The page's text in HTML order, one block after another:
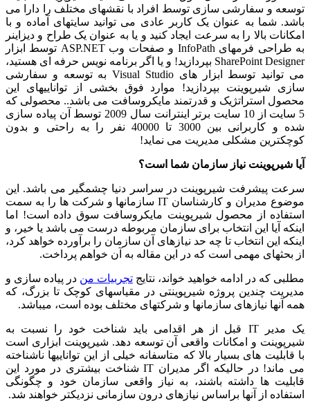
توسعه و سفارشی سازی توسط افراد با نقشهای مختلف را دارا می
باشد. شما به عنوان یک کاربر عادی می توانید سایتهای آماده و با
امکانات بالا را به سرعت ایجاد کنید و یا به عنوان یک طراح و دیزاینر
به طراحی فرمهای InfoPath و صفحات وب ASP.NET توسط ابزار
SharePoint Designer بپردازید! و یا اگر برنامه نویس حرفه ای هستید،
می توانید توسط ابزار های Visual Studio به توسعه و سفارشی
سازی شیرپوینت بپردازید! موارد فوق بخشی از تواناییهای این
محصول استراتژیک و قدرتمند مایکروسافت می باشد.. محصولی که
5 سایت از 10 سایت برتر اینترانت سال 2009 توسط آن پیاده سازی
شده و کاربرانی بین 3000 تا 40000 نفر را به راحتی و بدون
کوچکترین مشکلی مدیریت می نماید!
آیا شیرپوینت نیاز سازمان شما است؟
سرعت پیشرفت شیرپوینت در سراسر دنیا چشمگیر می باشد. این
موضوع مدیران و کارشناسان IT سازمانها و شرکت ها را به سمت
استفاده از محصول شیرپوینت مایکروسافت سوق داده است! اما
اینکه آیا این انتخاب برای سازمان مربوطه درست می باشد یا خیر، و
اینکه این انتخاب تا چه حد نیازهای آن سازمان را برآورده خواهد کرد،
از بحثهای مهمی است که در این مقاله به آن خواهم پرداخت.
مطلبی که در ادامه خواهید خواند، نتایج تجربیات من در پیاده سازی و
مدیریت چندین پروژه شیرپوینتی در مقیاسهای کوچک تا بزرگ، که
همه آنها نیازهای سازمانها و شرکتهای مختلف بوده است، میباشد.
یک مدیر IT قبل از هر اقدامی باید شناخت خود را نسبت به
شیرپوینت و امکانات واقعی آن توسعه دهد. شیرپوینت ابزاری است
با قابلیت های بسیار بالا که متاسفانه خیلی از این تواناییها ناشناخته
می ماند! در حالیکه اگر مدیران IT شناخت بیشتری در مورد این
قابلیت ها داشته باشند، به نیاز واقعی سازمان خود و چگونگی
استفاده از آنها براساس نیازهای درون سازمانی نزدیکتر خواهند شد.